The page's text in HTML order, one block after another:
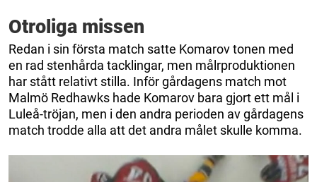
Otroliga missen
Redan i sin första match satte Komarov tonen med
en rad stenhårda tacklingar, men målrproduktionen
har stått relativt stilla. Inför gårdagens match mot
Malmö Redhawks hade Komarov bara gjort ett mål i
Luleå-tröjan, men i den andra perioden av gårdagens
match trodde alla att det andra målet skulle komma.